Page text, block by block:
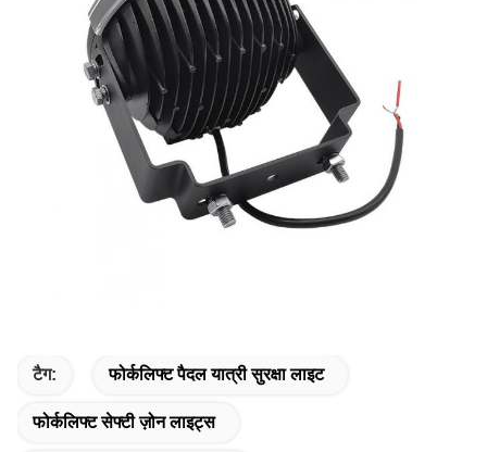
टैग: फोर्कलिफ्ट पैदल यात्री सुरक्षा लाइट
फोर्कलिफ्ट सेफ्टी ज़ोन लाइट्स